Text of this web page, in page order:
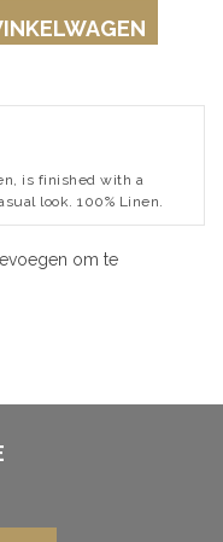
is finished with a
look. 100% Linen.
om te